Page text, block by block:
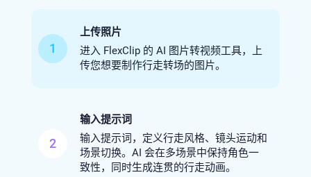
1
上传照片
进入 FlexClip 的 AI 图片转视频工具，上
传您想要制作行走转场的图片。
2
输入提示词
输入提示词，定义行走风格、镜头运动和
场景切换。AI 会在多场景中保持角色一
致性，同时生成连贯的行走动画。